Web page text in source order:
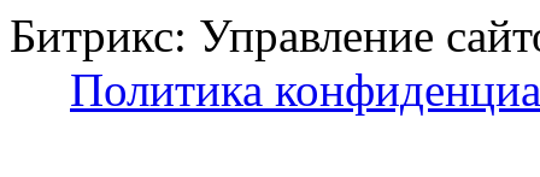
Битрикс: Управление
Политика